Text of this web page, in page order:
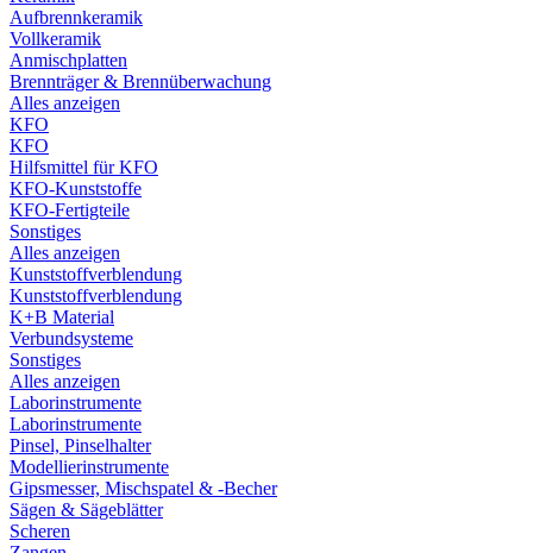
Aufbrennkeramik
Vollkeramik
Anmischplatten
Brennträger & Brennüberwachung
Alles anzeigen
KFO
KFO
Hilfsmittel für KFO
KFO-Kunststoffe
KFO-Fertigteile
Sonstiges
Alles anzeigen
Kunststoffverblendung
Kunststoffverblendung
K+B Material
Verbundsysteme
Sonstiges
Alles anzeigen
Laborinstrumente
Laborinstrumente
Pinsel, Pinselhalter
Modellierinstrumente
Gipsmesser, Mischspatel & -Becher
Sägen & Sägeblätter
Scheren